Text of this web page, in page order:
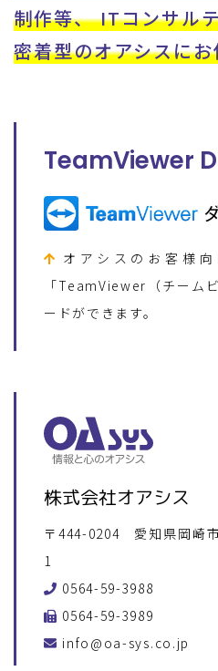
制作等、ITコンサル
密着型のオアシスに
TeamViewer
オアシスのお客様
「TeamViewer（チーム
ードができます。
株式会社オアシス
〒444-0204 愛知県岡崎
1
0564-59-3988
0564-59-3989
info@oa-sys.co.jp